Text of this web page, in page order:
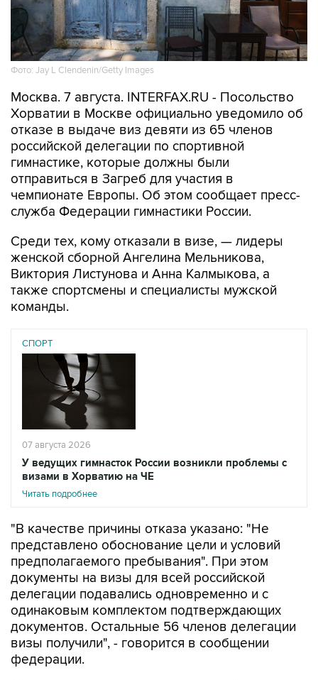
Фото: Jay L Clendenin/Getty Images
Москва. 7 августа. INTERFAX.RU - Посольство
Хорватии в Москве официально уведомило об
отказе в выдаче виз девяти из 65 членов
российской делегации по спортивной
гимнастике, которые должны были
отправиться в Загреб для участия в
чемпионате Европы. Об этом сообщает пресс-
служба Федерации гимнастики России.
Среди тех, кому отказали в визе, — лидеры
женской сборной Ангелина Мельникова,
Виктория Листунова и Анна Калмыкова, а
также спортсмены и специалисты мужской
команды.
СПОРТ
07 августа 2026
У ведущих гимнасток России возникли проблемы с
визами в Хорватию на ЧЕ
Читать подробнее
"В качестве причины отказа указано: "Не
представлено обоснование цели и условий
предполагаемого пребывания". При этом
документы на визы для всей российской
делегации подавались одновременно и с
одинаковым комплектом подтверждающих
документов. Остальные 56 членов делегации
визы получили", - говорится в сообщении
федерации.